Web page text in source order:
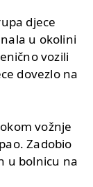
djece
u okolini
vozili
dovezlo na
vožnje
Zadobio
u bolnicu na